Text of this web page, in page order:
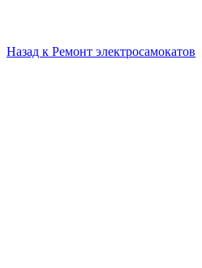
Назад к Ремонт электросамокатов